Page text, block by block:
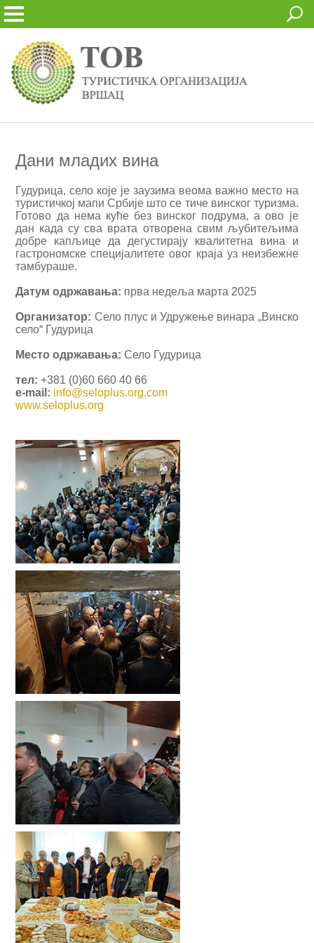
Дани младих вина
Гудурица, село које је заузима веома важно место на
туристичкој мапи Србије што се тиче винског туризма.
Готово да нема куће без винског подрума, а ово је
дан када су сва врата отворена свим љубитељима
добре капљице да дегустирају квалитетна вина и
гастрономске специјалитете овог краја уз неизбежне
тамбураше.
Датум одржавања: прва недеља марта 2025
Организатор: Село плус и Удружење винара „Винско
село“ Гудурица
Место одржавања:Село Гудурица
тел:+381 (0)60 660 40 66
e-mail: info@seloplus.org.com
www.seloplus.org